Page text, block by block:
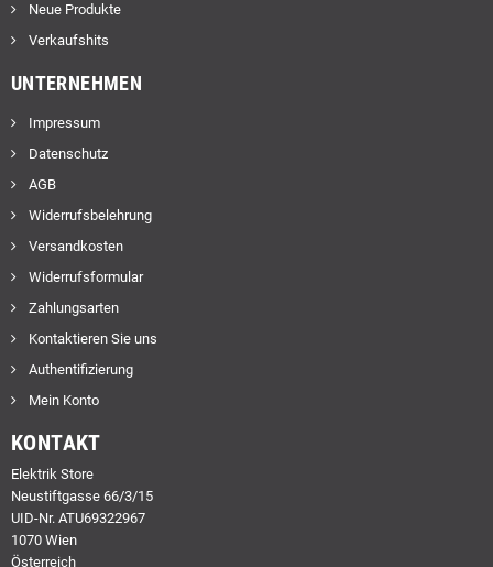
Neue Produkte
Verkaufshits
UNTERNEHMEN
Impressum
Datenschutz
AGB
Widerrufsbelehrung
Versandkosten
Widerrufsformular
Zahlungsarten
Kontaktieren Sie uns
Authentifizierung
Mein Konto
KONTAKT
Elektrik Store
Neustiftgasse 66/3/15
UID-Nr. ATU69322967
1070 Wien
Österreich